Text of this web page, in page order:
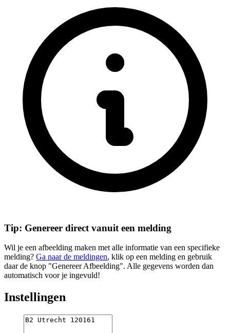
Tip: Genereer direct vanuit een melding
Wil je een afbeelding maken met alle informatie van een specifieke
melding? Ga naar de meldingen, klik op een melding en gebruik
daar de knop "Genereer Afbeelding". Alle gegevens worden dan
automatisch voor je ingevuld!
Instellingen